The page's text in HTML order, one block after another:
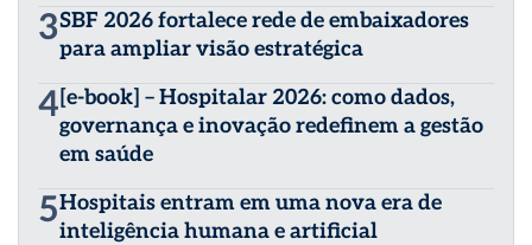
3SBF 2026 fortalece rede de embaixadores
para ampliar visão estratégica
4[e-book] – Hospitalar 2026: como dados,
governança e inovação redefinem a gestão
em saúde
5Hospitais entram em uma nova era de
inteligência humana e artificial